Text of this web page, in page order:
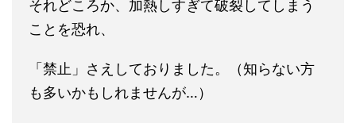
それどころか、加熱しすぎて破裂してしまう
ことを恐れ、
「禁止」さえしておりました。（知らない方
も多いかもしれませんが…）